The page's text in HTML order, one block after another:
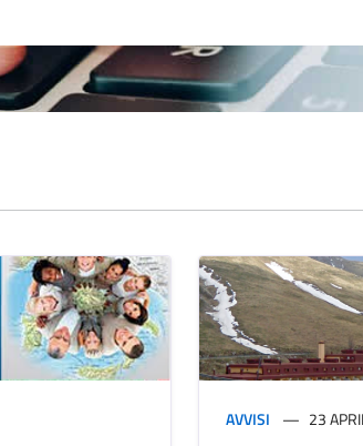
AVVISI 23